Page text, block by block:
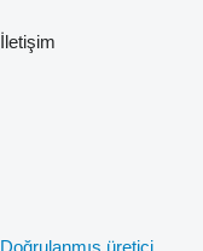
İletişim
Doğrulanmış üretici